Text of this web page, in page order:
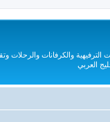
والكرفانات والرحلات
العربي